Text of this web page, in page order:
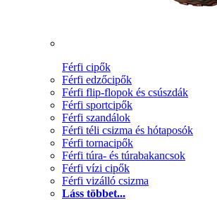
Férfi cipők
Férfi edzőcipők
Férfi flip-flopok és csúszdák
Férfi sportcipők
Férfi szandálok
Férfi téli csizma és hótaposók
Férfi tornacipők
Férfi túra- és túrabakancsok
Férfi vízi cipők
Férfi vizálló csizma
Láss többet...